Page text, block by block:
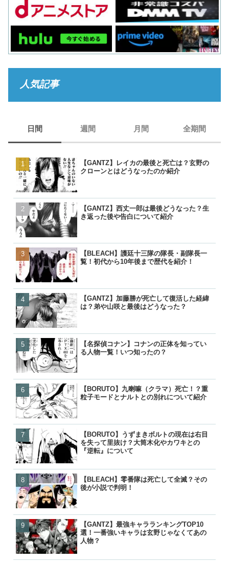
人気記事
日間
【GANTZ】レイカの最後と死亡は？玄野の
クローンとはどうなったのか紹介
【GANTZ】西丈一郎は最後どうなった？生
き返った後や告白について紹介
【BLEACH】護廷十三隊の隊長・副隊長一
覧！初代から10年後まで歴代を紹介！
【GANTZ】加藤勝が死亡して復活した経緯
は？弟や山咲と最後はどうなった？
【名探偵コナン】コナンの正体を知ってい
る人物一覧！いつ知ったの？
【BORUTO】九喇嘛（クラマ）死亡！？重
粒子モードとナルトとの別れについて紹介
【BORUTO】うずまきボルトの現在は右目
を失って里抜け？大筒木化やカワキとの
『逆転』について
【BLEACH】零番隊は死亡して全滅？その
後が小説で判明！
【GANTZ】最強キャラランキングTOP10
選！一番強いキャラは玄野じゃなくてあの
人物？
週間
【GANTZ】レイカの最後と
クローンとはどうなったの
【GANTZ】西丈一郎は最後
き返った後や告白について
【GANTZ】加藤勝が死亡し
は？弟や山咲と最後はどう
【BLEACH】零番隊は死亡
後が小説で判明！
【BLEACH】護廷十三隊の
覧！初代から10年後まで歴
【BORUTO】うずまきボル
を失って里抜け？大筒木化
【BORUTO】九喇嘛（クラ
粒子モードとナルトとの別
【名探偵コナン】コナンの
【GANTZ】最強の星人ラン
選！一番強い星人は誰？
月間
【GANTZ】レイカの最後と
クローンとはどうなったの
【GANTZ】西丈一郎は最後
き返った後や告白について
【GANTZ】加藤勝が死亡し
は？弟や山咲と最後はどう
【BORUTO】九喇嘛（クラ
粒子モードとナルトとの別
【BLEACH】零番隊は死亡
後が小説で判明！
【BLEACH】護廷十三隊の
覧！初代から10年後まで歴
【BORUTO】うずまきボル
を失って里抜け？大筒木化
【名探偵コナン】コナンの
【GANTZ】最強の星人ラン
選！一番強い星人は誰？
全期間
【BORUTO】うずまきナル
現在のナルトは生きている
【呪術廻戦】七海健人は渋
た？死因や最後、虎杖に遺
【名探偵コナン】コナンの
る人物一覧！いつ知ったの
【BORUTO】九喇嘛（クラ
粒子モードとナルトとの別
【呪術廻戦】五条悟が復活
経緯と宿儺との決戦はいつ
【鬼滅の刃】鬼舞辻無惨の
た？どうやって倒したのか
【響け！ユーフォニアム】
付き合って別れた？復縁や
【BORUTO】うずまきボル
【BLEACH】護廷十三隊の
覧！初代から10年後まで歴